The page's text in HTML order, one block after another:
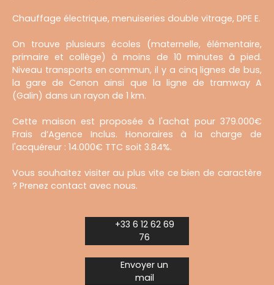
Chauffage électrique, menuiseries double vitrage, DPE E.
On trouve plusieurs écoles (maternelle, élémentaire,
primaire et collège) à moins de 10 minutes à pied.
Niveau transports en commun, il y a cinq lignes de bus,
la gare de Cenon ainsi que la ligne de tramway A
(Galin) dans un rayon de 1 km.
Cette maison est proposée à l'achat pour 379.000€
Frais d’Agence Inclus. Honoraires à la charge de
l'acquéreur : 14.000€ TTC soit 3.84%.
Vous souhaitez visiter au plus vite ce bien de caractère
? Prenez contact avec nous.
+33 6 12 62 69
76
Envoyer un
mail